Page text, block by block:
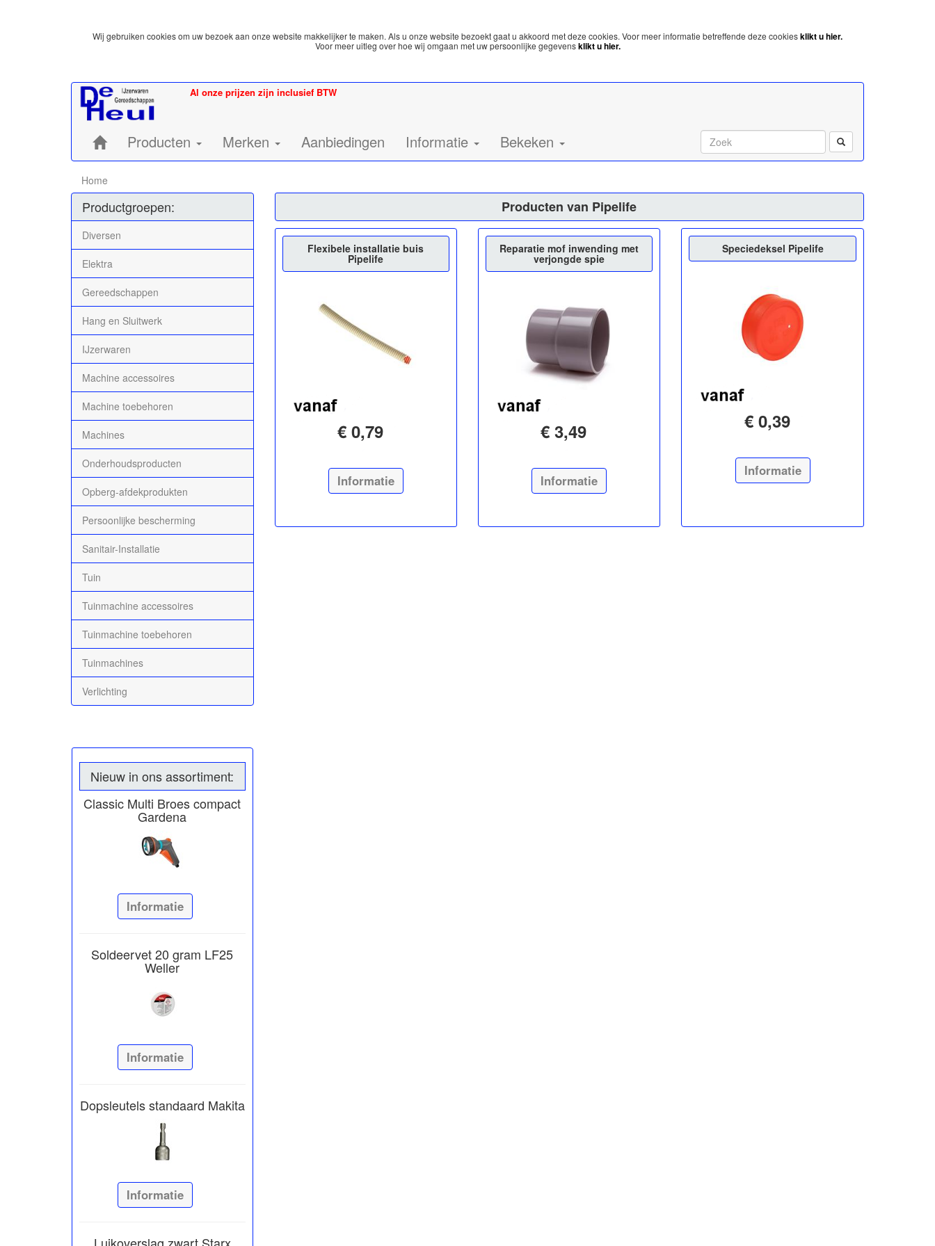
Wij gebruiken cookies om uw bezoek aan onze website makkelijker te maken. Als u onze website bezoekt gaat u akkoord met deze cookies. Voor meer informatie betreffende deze cookiesklikt u hier.
Voor meer uitleg over hoe wij omgaan met uw persoonlijke gegevensklikt u hier.
Al onze prijzen zijn inclusief BTW
Home:Producten Merken Aanbiedingen Informatie Bekeken
Home
Productgroepen:
Diversen
Elektra
Gereedschappen
Hang en Sluitwerk
IJzerwaren
Machine accessoires
Machine toebehoren
Machines
Onderhoudsproducten
Opberg-afdekprodukten
Persoonlijke bescherming
Sanitair-Installatie
Tuin
Tuinmachine accessoires
Tuinmachine toebehoren
Tuinmachines
Verlichting
Nieuw in ons assortiment:
Classic Multi Broes compact
Gardena
Informatie
Soldeervet 20 gram LF25
Weller
Informatie
Dopsleutels standaard Makita
Informatie
Luikoverslag zwart Starx
Producten van Pipelife
Flexibele installatie buis
Pipelife
€ 0,79
Informatie
Reparatie mof inwending met
verjongde spie
€ 3,49
Informatie
Speciedeksel Pipelife
€ 0,39
Informatie